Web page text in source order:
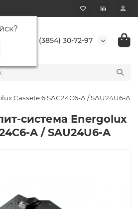
?
+7 (3854) 30-72-97
Cassete 6 SAС24С6-A / SAU24U6-A
система Energolux
A / SAU24U6-A